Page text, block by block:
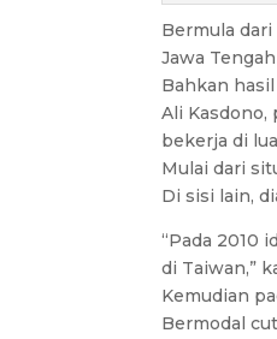
Bermula
Jawa
Bahkan
Ali
bekerja di
Mulai dari
Di sisi lain,
“Pada 2010
di Taiwan,”
Kemudian
Bermodal